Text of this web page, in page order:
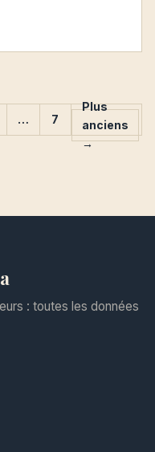
… 7
Plus
anciens
→
: toutes les données